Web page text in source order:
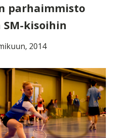
parhaimmisto
kisoihin
2014